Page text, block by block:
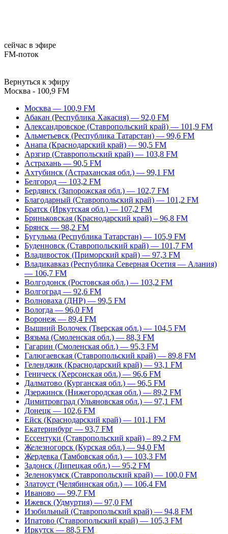
сейчас в эфире
FM-поток
Вернуться к эфиру
Москва - 100,9 FM
Москва — 100,9 FM
Абакан (Республика Хакасия) — 92,0 FM
Александровское (Ставропольский край) — 101,9 FM
Альметьевск (Республика Татарстан) — 99,6 FM
Анапа (Краснодарский край) — 90,5 FM
Арзгир (Ставропольский край) — 103,8 FM
Астрахань — 90,5 FM
Ахтубинск (Астраханская обл.) — 99,1 FM
Белгород — 103,2 FM
Бердянск (Запорожская обл.) — 102,7 FM
Благодарный (Ставропольский край) — 101,2 FM
Братск (Иркутская обл.) — 107,2 FM
Бриньковская (Краснодарский край) – 96,8 FM
Брянск — 98,2 FM
Бугульма (Республика Татарстан) — 105,9 FM
Буденновск (Ставропольский край) — 101,7 FM
Владивосток (Приморский край) — 97,3 FM
Владикавказ (Республика Северная Осетия — Алания)
— 106,7 FM
Волгодонск (Ростовская обл.) — 103,2 FM
Волгоград — 92,6 FM
Волноваха (ДНР) — 99,5 FM
Вологда — 96,0 FM
Воронеж — 89,4 FM
Вышний Волочек (Тверская обл.) — 104,5 FM
Вязьма (Смоленская обл.) — 88,3 FM
Гагарин (Смоленская обл.) — 95,3 FM
Галюгаевская (Ставропольский край) — 89,8 FM
Геленджик (Краснодарский край) — 93,1 FM
Геническ (Херсонская обл.) — 96,6 FM
Далматово (Курганская обл.) — 96,5 FM
Дзержинск (Нижегородская обл.) — 89,2 FM
Димитровград (Ульяновская обл.) — 97,1 FM
Донецк — 102,6 FM
Ейск (Краснодарский край) — 101,1 FM
Екатеринбург — 93,7 FM
Ессентуки (Ставропольский край) – 89,2 FM
Железногорск (Курская обл.) — 94,0 FM
Жердевка (Тамбовская обл.) — 103,3 FM
Задонск (Липецкая обл.) — 95,2 FM
Зеленокумск (Ставропольский край) — 100,0 FM
Златоуст (Челябинская обл.) — 106,4 FM
Иваново — 99,7 FM
Ижевск (Удмуртия) — 97,0 FM
Изобильный (Ставропольский край) — 94,8 FM
Ипатово (Ставропольский край) — 105,3 FM
Иркутск — 88,5 FM